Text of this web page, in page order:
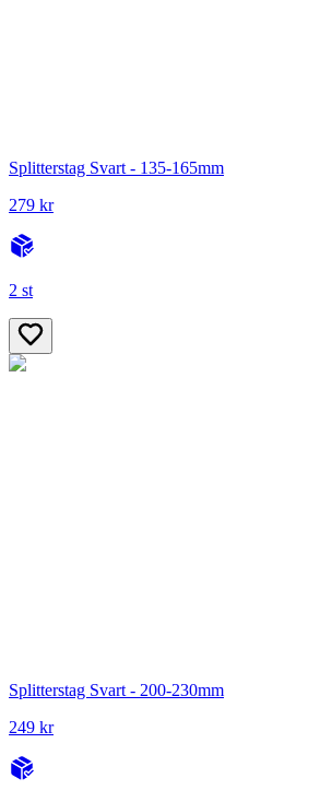
Splitterstag Svart - 135-165mm
279 kr
2 st
Splitterstag Svart - 200-230mm
249 kr